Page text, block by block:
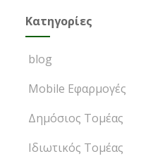
Kατηγορίες
blog
Mobile Εφαρμογές
Δημόσιος Τομέας
Ιδιωτικός Τομέας